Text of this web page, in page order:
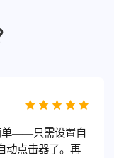
单——只需设置自
动点击器了。再